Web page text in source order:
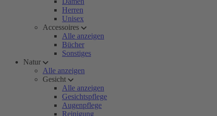
Herren
Unisex
Accessoires
Alle anzeigen
Bücher
Sonstiges
Natur
Alle anzeigen
Gesicht
Alle anzeigen
Gesichtspflege
Augenpflege
Reinigung